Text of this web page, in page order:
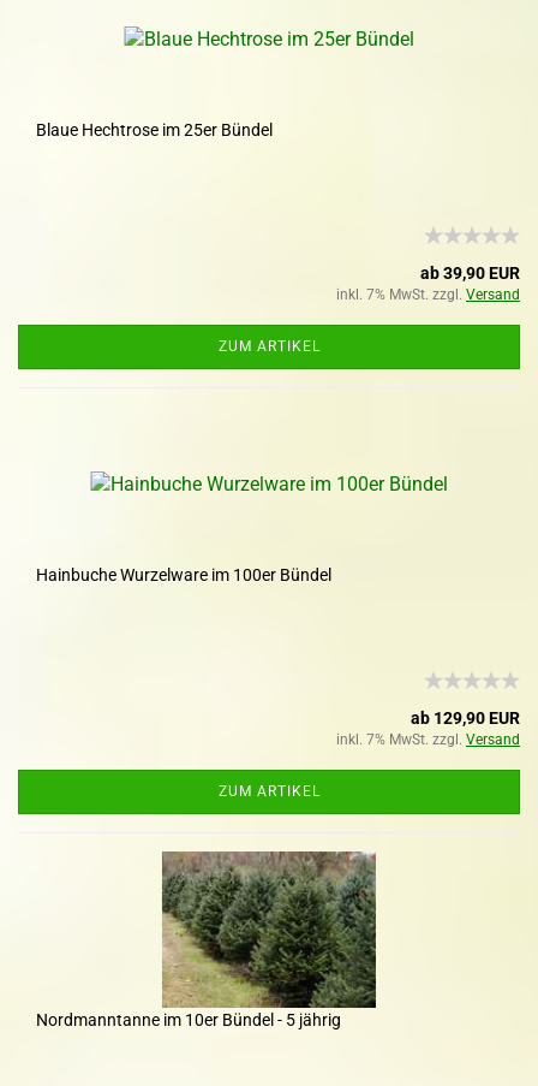
Blaue Hechtrose im 25er Bündel
ab 39,90 EUR
inkl. 7% MwSt. zzgl. Versand
ZUM ARTIKEL
Hainbuche Wurzelware im 100er Bündel
ab 129,90 EUR
inkl. 7% MwSt. zzgl. Versand
ZUM ARTIKEL
Nordmanntanne im 10er Bündel - 5 jährig